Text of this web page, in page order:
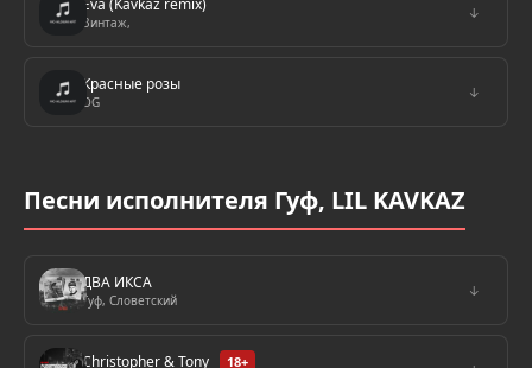
Eva (Kavkaz remix)
Винтаж,
↓
Красные розы
OG
↓
Песни исполнителя Гуф, LIL KAVKAZ
ДВА ИКСА
Гуф, Словетский
↓
Christopher & Tony 18+